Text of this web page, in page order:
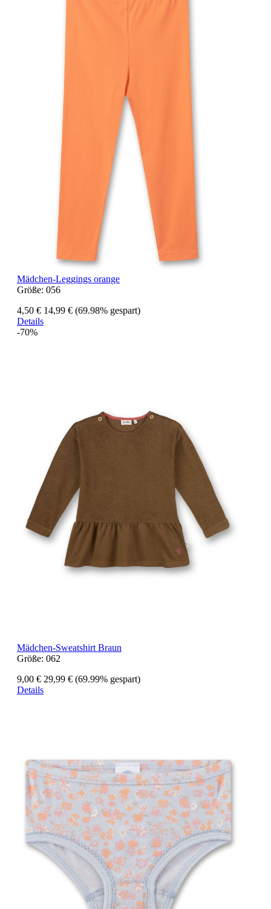
Mädchen-Leggings orange
Größe: 056
4,50 € 14,99 € (69.98% gespart)
Details
-70%
Mädchen-Sweatshirt Braun
Größe: 062
9,00 € 29,99 € (69.99% gespart)
Details